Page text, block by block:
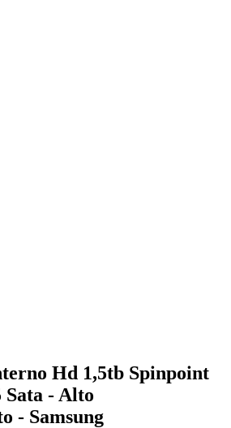
Hd 1,5tb Spinpoint
Sata - Alto
- Samsung